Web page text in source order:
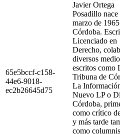
65e5bccf-c158-
44e6-9018-
ec2b26645d75
Javier Ortega
Posadillo nace
marzo de
Córdoba.
Licenciado en
Derecho,
diversos
escritos como
Tribuna de
La
Nuevo LP o
Córdoba,
como crítico
y más tarde
como